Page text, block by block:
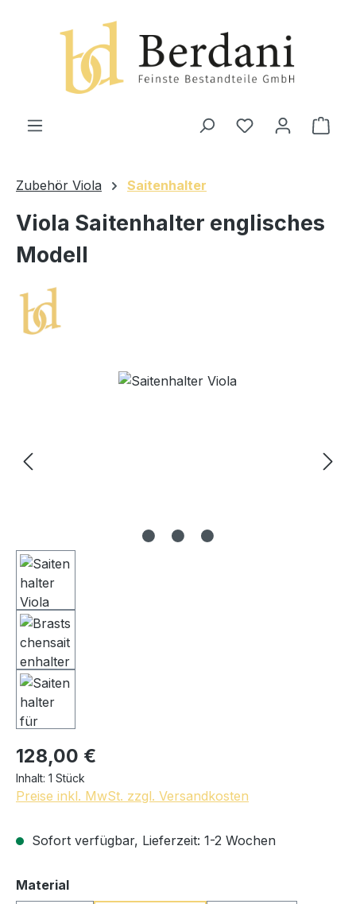
Zubehör Viola Saitenhalter
Viola Saitenhalter englisches
Modell
Bildergalerie überspringen
128,00 €
Inhalt: 1 Stück
Preise inkl. MwSt. zzgl. Versandkosten
Sofort verfügbar, Lieferzeit: 1-2 Wochen
Materialauswählen